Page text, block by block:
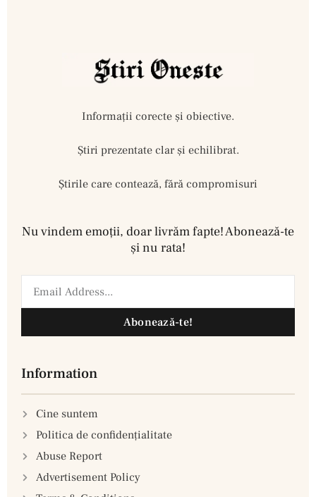
Informații corecte și obiective.
Ştiri prezentate clar și echilibrat.
Știrile care contează, fără compromisuri
Nu vindem emoţii, doar livrăm fapte! Abonează-te
şi nu rata!
Abonează-te!
Information
Cine suntem
Politica de confidenţialitate
Abuse Report
Advertisement Policy